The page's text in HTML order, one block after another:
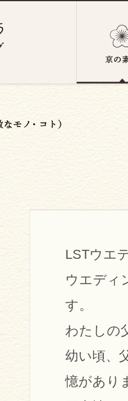
LSTウエ
ウエディ
す。
わたしの
幼い頃、
憶があり